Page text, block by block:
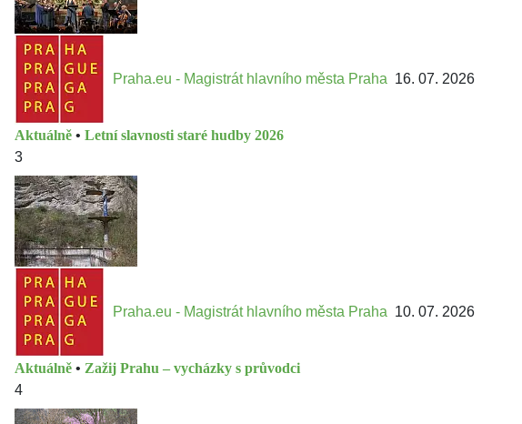
Praha.eu - Magistrát hlavního města Praha 16. 07. 2026
Aktuálně • Letní slavnosti staré hudby 2026
3
Praha.eu - Magistrát hlavního města Praha 10. 07. 2026
Aktuálně • Zažij Prahu – vycházky s průvodci
4